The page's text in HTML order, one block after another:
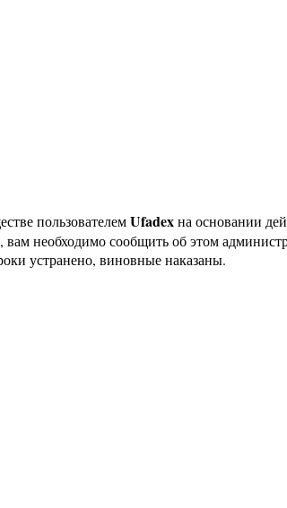
пользователемUfadexна основании
необходимо сообщить об этом
устранено, виновные наказаны.